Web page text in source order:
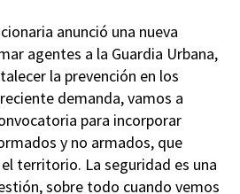
anunció una nueva
agentes a la Guardia Urbana,
la prevención en los
demanda, vamos a
para incorporar
y no armados, que
territorio. La seguridad es una
sobre todo cuando vemos